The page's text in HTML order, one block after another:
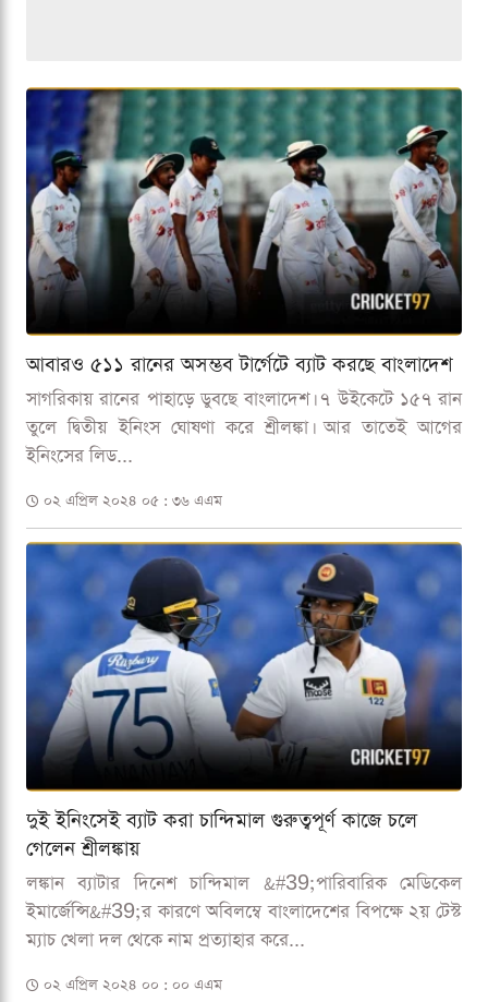
আবারও ৫১১ রানের অসম্ভব টার্গেটে ব্যাট করছে বাংলাদেশ
সাগরিকায় রানের পাহাড়ে ডুবছে বাংলাদেশ। ৭ উইকেটে ১৫৭ রান
তুলে দ্বিতীয় ইনিংস ঘোষণা করে শ্রীলঙ্কা। আর তাতেই আগের
ইনিংসের লিড...
০২ এপ্রিল ২০২৪ ০৫ : ৩৬ এএম
দুই ইনিংসেই ব্যাট করা চান্দিমাল গুরুত্বপূর্ণ কাজে চলে
গেলেন শ্রীলঙ্কায়
লঙ্কান ব্যাটার দিনেশ চান্দিমাল &#39;পারিবারিক মেডিকেল
ইমার্জেন্সি&#39;র কারণে অবিলম্বে বাংলাদেশের বিপক্ষে ২য় টেস্ট
ম্যাচ খেলা দল থেকে নাম প্রত্যাহার করে...
০২ এপ্রিল ২০২৪ ০০ : ০০ এএম